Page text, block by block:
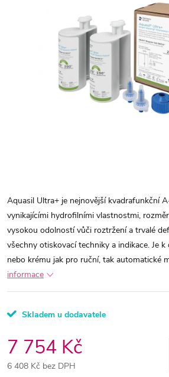
Aquasil Ultra+ je nejnovější kvadrafunkční
vynikajícími hydrofilními vlastnostmi,
vysokou odolností vůči roztržení a trvalé
všechny otiskovací techniky a indikace. Je
nebo krému jak pro ruční, tak automatické
informace
Skladem u dodavatele
7 754 Kč
6 408 Kč bez DPH